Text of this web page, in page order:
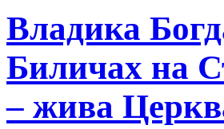
Владика
Биличах на
– жива